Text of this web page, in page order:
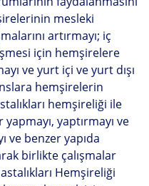
mesleki
artırmayı; iç
için hemşirelere
ve yurt içi ve yurt dışı
hemşirelerin
hemşireliği ile
yaptırmayı ve
ve benzer yapıda
birlikte çalışmalar
Hemşireliği